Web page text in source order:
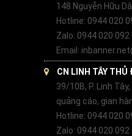
148 Nguyễn Hữu
Hotline: 0944 020
Zalo: 0944 020 092
Email:
CN LINH TÂY THỦ
39/10B, P. Linh
quảng cáo, gian
Hotline: 0944 020
Zalo: 0944 020 092